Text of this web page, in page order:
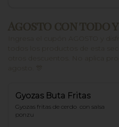
Gyozas Buta Fritas
Gyozas fritas de cerdo  con salsa
ponzu